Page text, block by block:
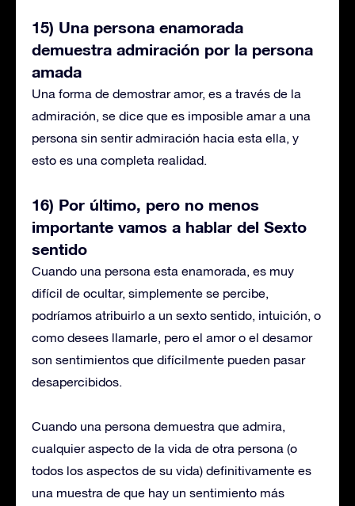
15) Una persona enamorada
demuestra admiración por la persona
amada
Una forma de demostrar amor, es a través de la
admiración, se dice que es imposible amar a una
persona sin sentir admiración hacia esta ella, y
esto es una completa realidad.
16) Por último, pero no menos
importante vamos a hablar del Sexto
sentido
Cuando una persona esta enamorada, es muy
difícil de ocultar, simplemente se percibe,
podríamos atribuirlo a un sexto sentido, intuición, o
como desees llamarle, pero el amor o el desamor
son sentimientos que difícilmente pueden pasar
desapercibidos.
Cuando una persona demuestra que admira,
cualquier aspecto de la vida de otra persona (o
todos los aspectos de su vida) definitivamente es
una muestra de que hay un sentimiento más